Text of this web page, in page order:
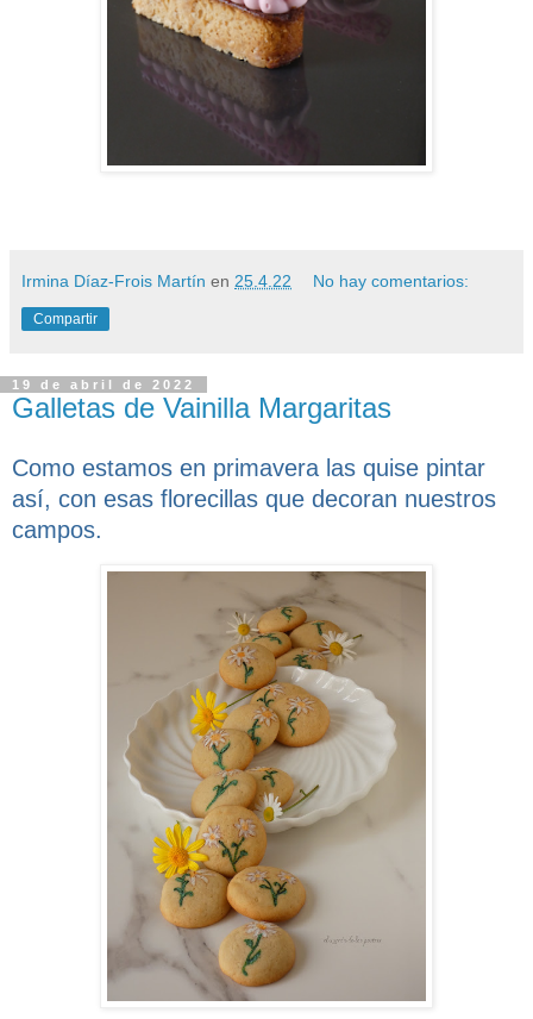
Irmina Díaz-Frois Martín en 25.4.22 No hay comentarios:
Compartir
19 de abril de 2022
Galletas de Vainilla Margaritas
Como estamos en primavera las quise pintar
así, con esas florecillas que decoran nuestros
campos.